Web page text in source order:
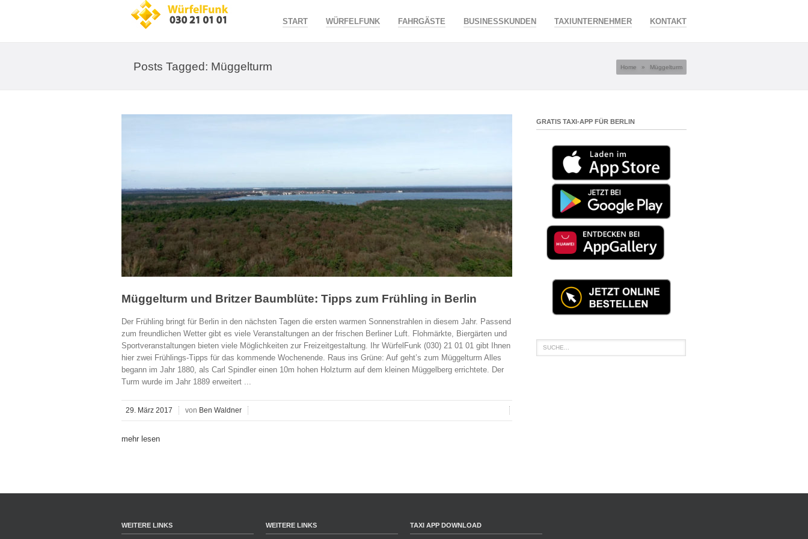
START WÜRFELFUNK FAHRGÄSTE BUSINESSKUNDEN TAXIUNTERNEHMER KONTAKT
Posts Tagged: Müggelturm Home » Müggelturm
Müggelturm und Britzer Baumblüte: Tipps zum Frühling in Berlin
Der Frühling bringt für Berlin in den nächsten Tagen die ersten warmen Sonnenstrahlen in diesem Jahr. Passend
zum freundlichen Wetter gibt es viele Veranstaltungen an der frischen Berliner Luft. Flohmärkte, Biergärten und
Sportveranstaltungen bieten viele Möglichkeiten zur Freizeitgestaltung. Ihr WürfelFunk (030) 21 01 01 gibt Ihnen
hier zwei Frühlings-Tipps für das kommende Wochenende. Raus ins Grüne: Auf geht’s zum Müggelturm Alles
begann im Jahr 1880, als Carl Spindler einen 10m hohen Holzturm auf dem kleinen Müggelberg errichtete. Der
Turm wurde im Jahr 1889 erweitert ...
29. März 2017 von Ben Waldner
mehr lesen
GRATIS TAXI-APP FÜR BERLIN
WEITERE LINKS WEITERE LINKS TAXI APP DOWNLOAD